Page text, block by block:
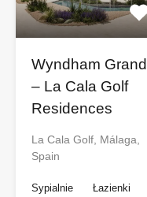
Wyndham Grand
– La Cala Golf
Residences
La Cala Golf, Málaga,
Spain
Sypialnie
Łazienki